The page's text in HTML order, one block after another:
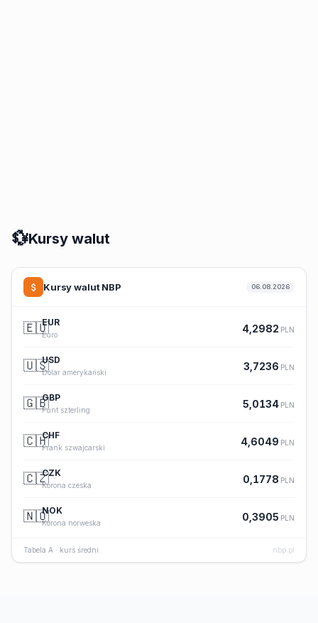
💱Kursy walut
Kursy walut NBP 06.08.2026
🇪🇺EUR
Euro
4,2982 PLN
🇺🇸USD
Dolar amerykański
3,7236 PLN
🇬🇧GBP
Funt szterling
5,0134 PLN
🇨🇭CHF
Frank szwajcarski
4,6049 PLN
🇨🇿CZK
Korona czeska
0,1778 PLN
🇳🇴NOK
Korona norweska
0,3905 PLN
Tabela A · kurs średni nbp.pl